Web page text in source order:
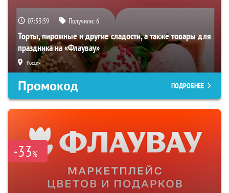
07:53:58 Получили:6
Торты, пирожные и другие сладости, а также товары для
праздника на «Флаувау»
Россия
Промокод ПОДРОБНЕЕ
-33%